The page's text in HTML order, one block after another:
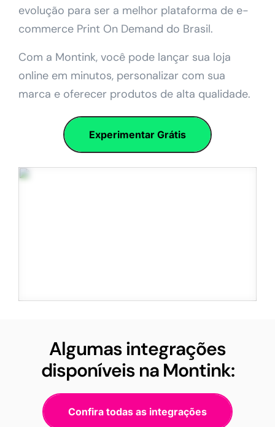
evolução para ser a melhor plataforma de e-
commerce Print On Demand do Brasil.
Com a Montink, você pode lançar sua loja
online em minutos, personalizar com sua
marca e oferecer produtos de alta qualidade.
Experimentar Grátis
Algumas integrações
disponíveis na Montink:
Confira todas as integrações